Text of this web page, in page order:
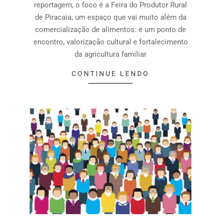
reportagem, o foco é a Feira do Produtor Rural
de Piracaia, um espaço que vai muito além da
comercialização de alimentos: é um ponto de
encontro, valorização cultural e fortalecimento
da agricultura familiar
CONTINUE LENDO